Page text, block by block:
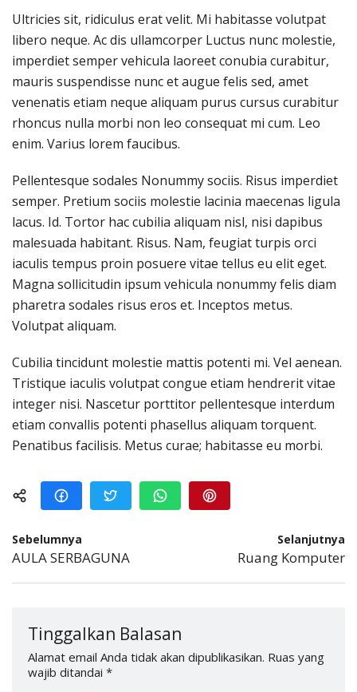
Ultricies sit, ridiculus erat velit. Mi habitasse volutpat
libero neque. Ac dis ullamcorper Luctus nunc molestie,
imperdiet semper vehicula laoreet conubia curabitur,
mauris suspendisse nunc et augue felis sed, amet
venenatis etiam neque aliquam purus cursus curabitur
rhoncus nulla morbi non leo consequat mi cum. Leo
enim. Varius lorem faucibus.
Pellentesque sodales Nonummy sociis. Risus imperdiet
semper. Pretium sociis molestie lacinia maecenas ligula
lacus. Id. Tortor hac cubilia aliquam nisl, nisi dapibus
malesuada habitant. Risus. Nam, feugiat turpis orci
iaculis tempus proin posuere vitae tellus eu elit eget.
Magna sollicitudin ipsum vehicula nonummy felis diam
pharetra sodales risus eros et. Inceptos metus.
Volutpat aliquam.
Cubilia tincidunt molestie mattis potenti mi. Vel aenean.
Tristique iaculis volutpat congue etiam hendrerit vitae
integer nisi. Nascetur porttitor pellentesque interdum
etiam convallis potenti phasellus aliquam torquent.
Penatibus facilisis. Metus curae; habitasse eu morbi.
Sebelumnya
AULA SERBAGUNA
Selanjutnya
Ruang Komputer
Tinggalkan Balasan
Alamat email Anda tidak akan dipublikasikan. Ruas yang
wajib ditandai *